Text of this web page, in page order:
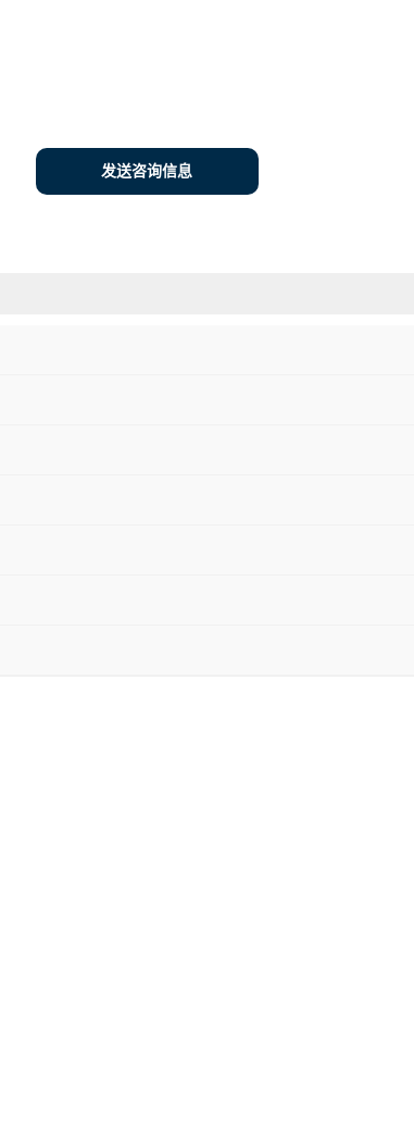
发送咨询信息